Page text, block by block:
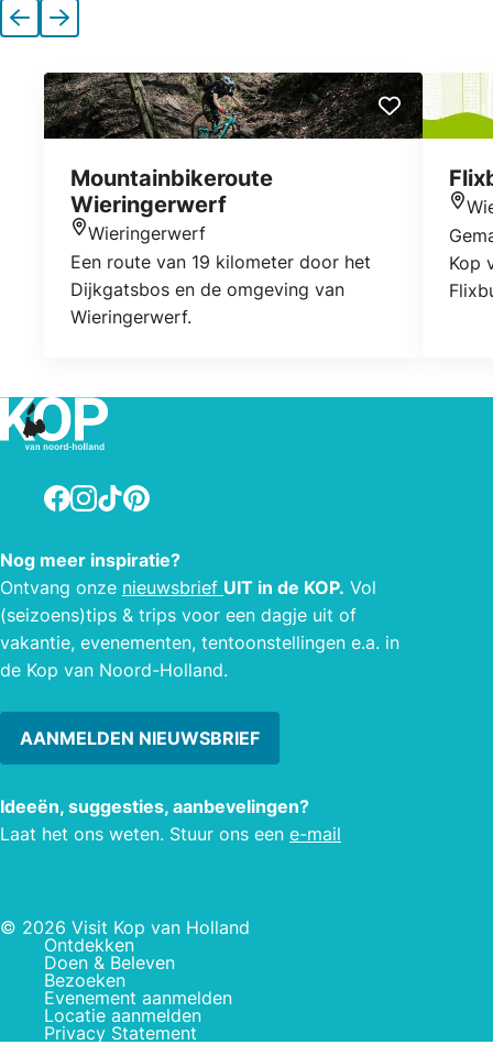
VorigeVolgende
Mountainbikeroute
Wieringerwerf
Wieringerwerf
Een route van 19 kilometer door het
Dijkgatsbos en de omgeving van
Wieringerwerf.
Kop
Facebook
Instagram
TikTokPinterest
Nog meer inspiratie?
Ontvang onze nieuwsbrief UIT in de KOP. Vol
(seizoens)tips & trips voor een dagje uit of
vakantie, evenementen, tentoonstellingen e.a. in
de Kop van Noord-Holland.
AANMELDEN NIEUWSBRIEF
Ideeën, suggesties, aanbevelingen?
Laat het ons weten. Stuur ons een e-mail
© 2026 Visit Kop van Holland
Ontdekken
Doen & Beleven
Bezoeken
Evenement aanmelden
Locatie aanmelden
Privacy Statement